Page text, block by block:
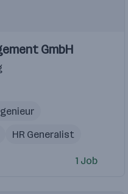
GmbH
HR Generalist
1 Job